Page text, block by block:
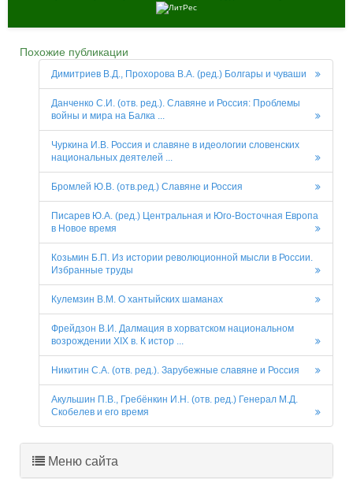
Похожие публикации
Димитриев В.Д., Прохорова В.А. (ред.) Болгары и чуваши
Данченко С.И. (отв. ред.). Славяне и Россия: Проблемы
войны и мира на Балка ...
Чуркина И.В. Россия и славяне в идеологии словенских
национальных деятелей ...
Бромлей Ю.В. (отв.ред.) Славяне и Россия
Писарев Ю.А. (ред.) Центральная и Юго-Восточная Европа
в Новое время
Козьмин Б.П. Из истории революционной мысли в России.
Избранные труды
Кулемзин В.М. О хантыйских шаманах
Фрейдзон В.И. Далмация в хорватском национальном
возрождении XIX в. К истор ...
Никитин С.А. (отв. ред.). Зарубежные славяне и Россия
Акульшин П.В., Гребёнкин И.Н. (отв. ред.) Генерал М.Д.
Скобелев и его время
Меню сайта